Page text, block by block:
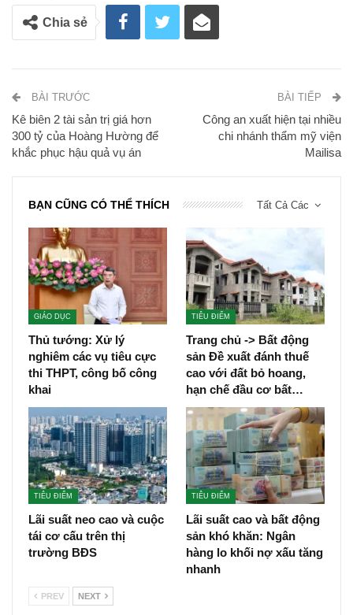
Chia sẻ
BÀI TRƯỚC
Kê biên 2 tài sản trị giá hơn
300 tỷ của Hoàng Hường để
khắc phục hậu quả vụ án
BÀI TIẾP
Công an xuất hiện tại nhiều
chi nhánh thẩm mỹ viện
Mailisa
Tất Cả Các
BẠN CŨNG CÓ THỂ THÍCH
GIÁO DỤC
Thủ tướng: Xử lý
nghiêm các vụ tiêu cực
thi THPT, công bố công
khai
TIÊU ĐIỂM
Trang chủ -> Bất động
sản Đề xuất đánh thuế
cao với đất bỏ hoang,
hạn chế đầu cơ bất…
TIÊU ĐIỂM
Lãi suất neo cao và cuộc
tái cơ cấu trên thị
trường BĐS
TIÊU ĐIỂM
Lãi suất cao và bất động
sản khó khăn: Ngân
hàng lo khối nợ xấu tăng
nhanh
PREV NEXT